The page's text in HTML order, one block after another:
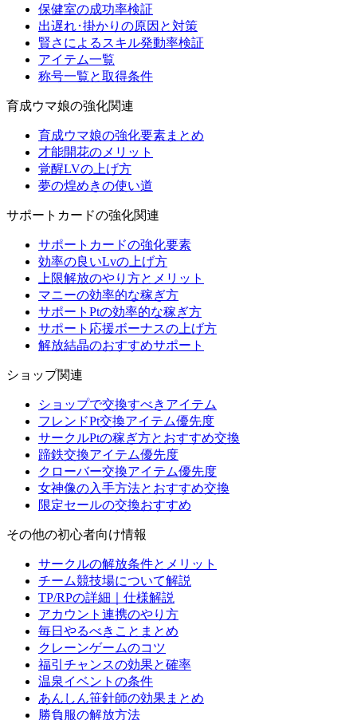
保健室の成功率検証
出遅れ･掛かりの原因と対策
賢さによるスキル発動率検証
アイテム一覧
称号一覧と取得条件
育成ウマ娘の強化関連
育成ウマ娘の強化要素まとめ
才能開花のメリット
覚醒LVの上げ方
夢の煌めきの使い道
サポートカードの強化関連
サポートカードの強化要素
効率の良いLvの上げ方
上限解放のやり方とメリット
マニーの効率的な稼ぎ方
サポートPtの効率的な稼ぎ方
サポート応援ボーナスの上げ方
解放結晶のおすすめサポート
ショップ関連
ショップで交換すべきアイテム
フレンドPt交換アイテム優先度
サークルPtの稼ぎ方とおすすめ交換
蹄鉄交換アイテム優先度
クローバー交換アイテム優先度
女神像の入手方法とおすすめ交換
限定セールの交換おすすめ
その他の初心者向け情報
サークルの解放条件とメリット
チーム競技場について解説
TP/RPの詳細｜仕様解説
アカウント連携のやり方
毎日やるべきことまとめ
クレーンゲームのコツ
福引チャンスの効果と確率
温泉イベントの条件
あんしん笹針師の効果まとめ
勝負服の解放方法